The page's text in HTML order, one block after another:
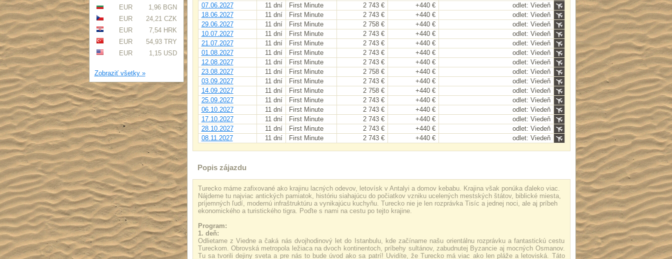
EUR
1,96 BGN
EUR
24,21 CZK
EUR
7,54 HRK
EUR
54,93 TRY
EUR
1,15 USD
Zobraziť všetky »
07.06.2027
11 dní First Minute 2 743 € +440 €
odlet: Viedeň
18.06.2027
11 dní First Minute 2 743 € +440 €
odlet: Viedeň
29.06.2027
11 dní First Minute 2 758 € +440 €
odlet: Viedeň
10.07.2027
11 dní First Minute 2 743 € +440 €
odlet: Viedeň
21.07.2027
11 dní First Minute 2 743 € +440 €
odlet: Viedeň
01.08.2027
11 dní First Minute 2 743 € +440 €
odlet: Viedeň
12.08.2027
11 dní First Minute 2 743 € +440 €
odlet: Viedeň
23.08.2027
11 dní First Minute 2 758 € +440 €
odlet: Viedeň
03.09.2027
11 dní First Minute 2 743 € +440 €
odlet: Viedeň
14.09.2027
11 dní First Minute 2 758 € +440 €
odlet: Viedeň
25.09.2027
11 dní First Minute 2 743 € +440 €
odlet: Viedeň
06.10.2027
11 dní First Minute 2 743 € +440 €
odlet: Viedeň
17.10.2027
11 dní First Minute 2 743 € +440 €
odlet: Viedeň
28.10.2027
11 dní First Minute 2 743 € +440 €
odlet: Viedeň
08.11.2027
11 dní First Minute 2 743 € +440 € odlet: Viedeň
Popis zájazdu
Turecko máme zafixované ako krajinu lacných odevov, letovísk v Antalyi a domov kebabu. Krajina však ponúka ďaleko viac.
Nájdeme tu najviac antických pamiatok, históriu siahajúcu do počiatkov vzniku ucelených mestských štátov, biblické miesta,
príjemných ľudí, modernú infraštruktúru a vynikajúcu kuchyňu. Turecko nie je len rozprávka Tisíc a jednej noci, ale aj príbeh
ekonomického a turistického tigra. Poďte s nami na cestu po tejto krajine.
Program:
1. deň:
Odlietame z Viedne a čaká nás dvojhodinový let do Istanbulu, kde začíname našu orientálnu rozprávku a fantastickú cestu
Tureckom. Obrovská metropola ležiaca na dvoch kontinentoch, príbehy sultánov, zabudnutej Byzancie aj mocných Osmanov.
Tu sa tvorili dejiny sveta a pre nás to bude úvod ako sa patrí! Uvidíte, že Turecko má viac ako len pláže a letoviská. Táto